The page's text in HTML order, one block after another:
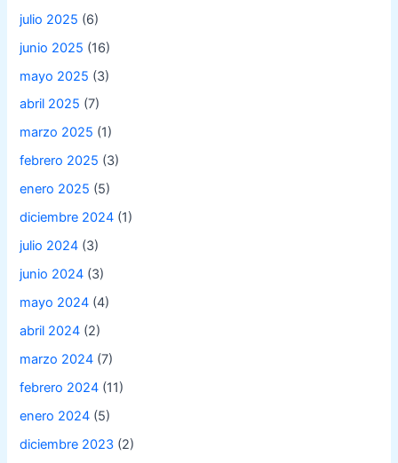
julio 2025 (6)
junio 2025 (16)
mayo 2025 (3)
abril 2025 (7)
marzo 2025 (1)
febrero 2025 (3)
enero 2025 (5)
diciembre 2024 (1)
julio 2024 (3)
junio 2024 (3)
mayo 2024 (4)
abril 2024 (2)
marzo 2024 (7)
febrero 2024 (11)
enero 2024 (5)
diciembre 2023 (2)